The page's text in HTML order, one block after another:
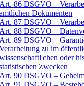
Art. 86 DSGVO –
amtlichen Dokumenten
Art. 87 DSGVO –
Art. 88 DSGVO –
Art. 89 DSGVO –
Verarbeitung zu im
wissenschaftlichen oder
statistischen Zwecken
Art. 90 DSGVO –
Art. 91 DSGVO –